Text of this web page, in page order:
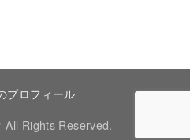
プロフィール
All Rights Reserved.